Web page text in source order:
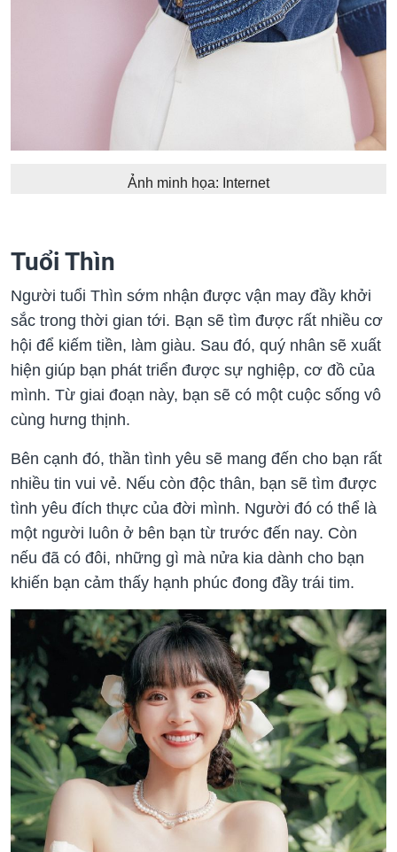
Ảnh minh họa: Internet
Tuổi Thìn
Người tuổi Thìn sớm nhận được vận may đầy khởi
sắc trong thời gian tới. Bạn sẽ tìm được rất nhiều cơ
hội để kiếm tiền, làm giàu. Sau đó, quý nhân sẽ xuất
hiện giúp bạn phát triển được sự nghiệp, cơ đồ của
mình. Từ giai đoạn này, bạn sẽ có một cuộc sống vô
cùng hưng thịnh.
Bên cạnh đó, thần tình yêu sẽ mang đến cho bạn rất
nhiều tin vui vẻ. Nếu còn độc thân, bạn sẽ tìm được
tình yêu đích thực của đời mình. Người đó có thể là
một người luôn ở bên bạn từ trước đến nay. Còn
nếu đã có đôi, những gì mà nửa kia dành cho bạn
khiến bạn cảm thấy hạnh phúc đong đầy trái tim.